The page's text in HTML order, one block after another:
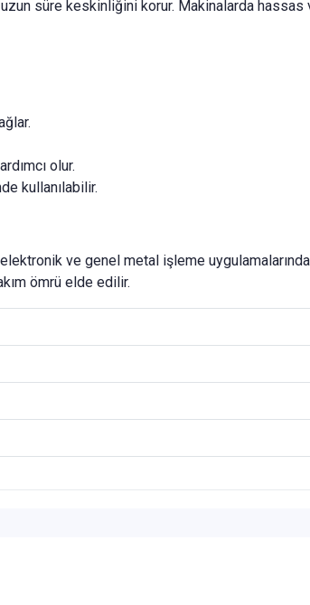
uzun süre keskinliğini korur. Makinalarda
olur.
kullanılabilir.
ve genel metal işleme
ömrü elde edilir.